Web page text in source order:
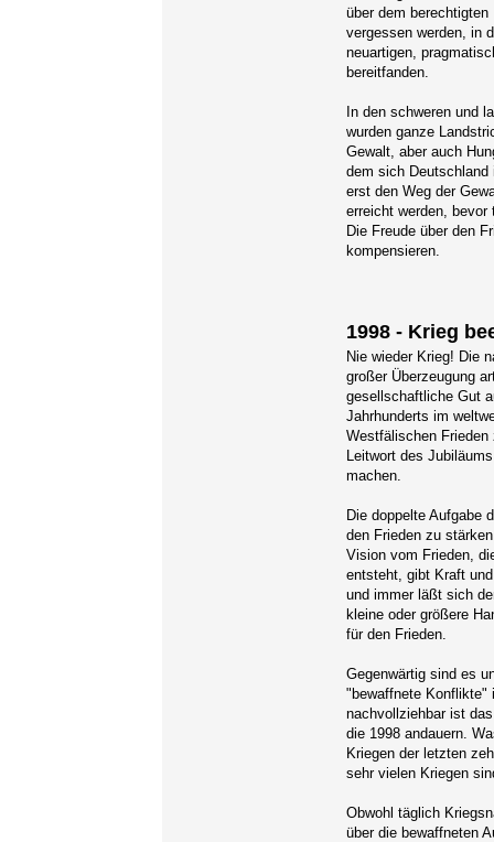
über dem
vergessen werden, in
neuartigen,
bereitfanden.
In den schweren und
wurden ganze
Gewalt, aber auch
dem sich
erst den Weg der
erreicht werden, bevor
Die Freude über den
kompensieren.
1998 - Krieg
Nie wieder Krieg! Die
großer Überzeugung
gesellschaftliche Gut
Jahrhunderts im
Westfälischen
Leitwort des
machen.
Die doppelte Aufgabe
den Frieden zu
Vision vom Frieden,
entsteht, gibt Kraft
und immer läßt sich
kleine oder größere
für den Frieden.
Gegenwärtig sind es
"bewaffnete Konflikte"
nachvollziehbar ist
die 1998 andauern.
Kriegen der letzten
sehr vielen Kriegen
Obwohl täglich
über die bewaffneten